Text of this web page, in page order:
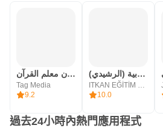
عدنان معلم القرآن
Tag Media
9.2
القراءة العربية (الرشيدي)
10.0
過去24小時內熱門應用程式